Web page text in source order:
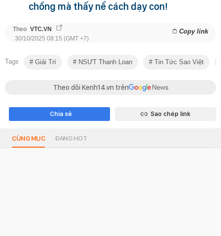
chồng mà thấy nể cách dạy con!
Theo VTC.VN Copy link
30/10/2025 08:15 (GMT +7)
Tags Giải Trí NSƯT Thanh Loan Tin Tức Sao Việt
Theo dõi Kenh14.vn trên
Chia sẻ Sao chép link
CÙNG MỤC ĐANG HOT